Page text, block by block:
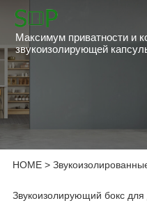
Максимум приватности и
звукоизолирующей
HOME>
Звукоизолирующий бокс